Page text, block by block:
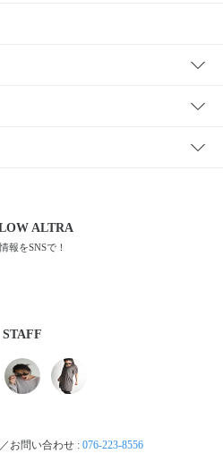
ALTRA
報をSNSで！
STAFF
お問い合わせ : 076-223-8556